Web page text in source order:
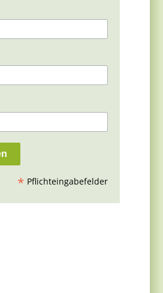
* Pflichteingabefelder